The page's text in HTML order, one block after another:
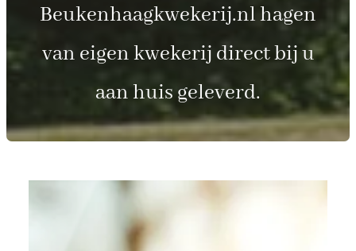
Beukenhaagkwekerij.nl hagen
van eigen kwekerij direct bij u
aan huis geleverd.